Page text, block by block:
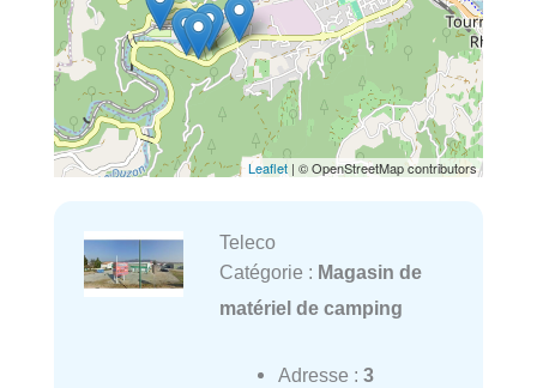
Leaflet | © OpenStreetMap contributors
Teleco
Catégorie : Magasin de
matériel de camping
Adresse : 3